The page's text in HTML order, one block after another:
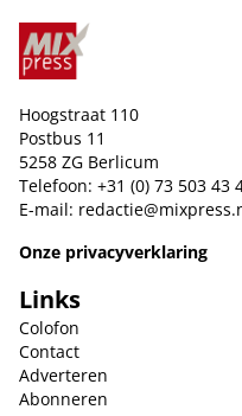
Hoogstraat 110
Postbus 11
5258 ZG Berlicum
Telefoon: +31 (0) 73 503 43
E-mail:
Onze privacyverklaring
Links
Colofon
Contact
Adverteren
Abonneren